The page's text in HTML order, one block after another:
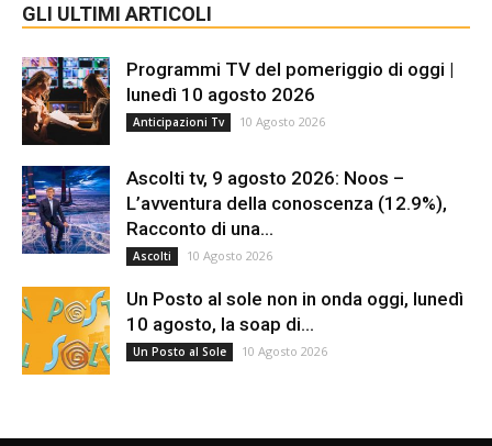
GLI ULTIMI ARTICOLI
Programmi TV del pomeriggio di oggi |
lunedì 10 agosto 2026
Anticipazioni Tv 10 Agosto 2026
Ascolti tv, 9 agosto 2026: Noos –
L’avventura della conoscenza (12.9%),
Racconto di una...
Ascolti 10 Agosto 2026
Un Posto al sole non in onda oggi, lunedì
10 agosto, la soap di...
Un Posto al Sole 10 Agosto 2026